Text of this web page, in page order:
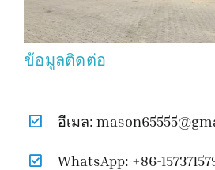
ข้อมูลติดต่อ
อีเมล:
WhatsApp: +86-